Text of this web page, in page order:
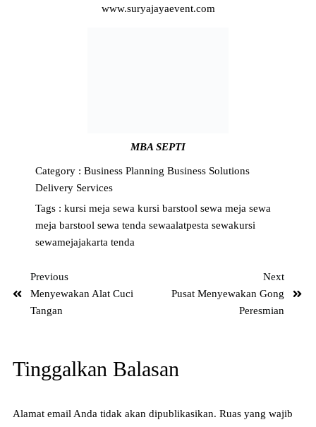
www.suryajayaevent.com
MBA SEPTI
Category : Business PlanningBusiness Solutions
Delivery Services
Tags : kursimejasewa kursi barstoolsewa mejasewa
meja barstoolsewa tendasewaalatpestasewakursi
sewamejajakartatenda
Previous
Menyewakan Alat Cuci
Tangan
Next
Pusat Menyewakan Gong
Peresmian
Tinggalkan Balasan
Alamat email Anda tidak akan dipublikasikan. Ruas yang wajib